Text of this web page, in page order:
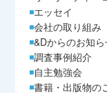
エッセイ
会社の取り組み
&Dからのお知
調査事例紹介
自主勉強会
書籍・出版物の